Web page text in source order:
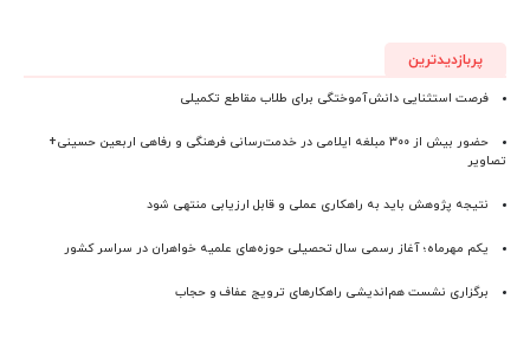
پربازدیدترین
فرصت استثنایی دانش‌آموختگی برای طلاب مقاطع تکمیلی
حضور بیش از ۳۰۰ مبلغه ایلامی در خدمت‌رسانی فرهنگی و رفاهی اربعین حسینی+
تصاویر
نتیجه پژوهش باید به راهکاری عملی و قابل ارزیابی منتهی شود
یکم مهرماه؛ آغاز رسمی سال تحصیلی حوزه‌های علمیه خواهران در سراسر کشور
برگزاری نشست هم‌اندیشی راهکارهای ترویج عفاف و حجاب